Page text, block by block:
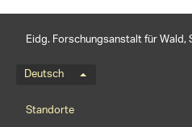
Eidg. Forschungsanstalt für Wald,
Sprachmenü
Deutsch
Footernavigation
Standorte